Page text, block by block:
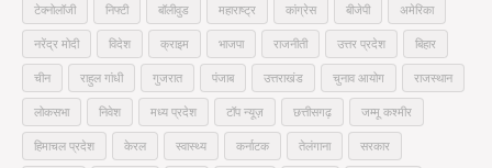
टेक्नोलॉजी निफ्टी बॉलीवुड महाराष्ट्र कांग्रेस बीजेपी अमेरिका
नरेंद्र मोदी विदेश क्राइम भाजपा राजनीती उत्तर प्रदेश बिहार
चीन राहुल गांधी गुजरात पंजाब उत्तराखंड चुनाव आयोग राजस्थान
लोकसभा निवेश मध्य प्रदेश टॉप न्यूज़ छत्तीसगढ़ जम्मू कश्मीर
हिमाचल प्रदेश केरल स्वास्थ्य कर्नाटक तेलंगाना सरकार